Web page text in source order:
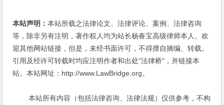
本站声明：本站所载之法律论文、法律评论、案例、法律咨询
等，除非另有注明，著作权人均为站长杨春宝高级律师本人。欢
迎其他网站链接，但是，未经书面许可，不得擅自摘编、转载。
引用及经许可转载时均应注明作者和出处"法律桥"，并链接本
站。本站网址：http://www.LawBridge.org。
本站所有内容（包括法律咨询、法律法规）仅供参考，不构